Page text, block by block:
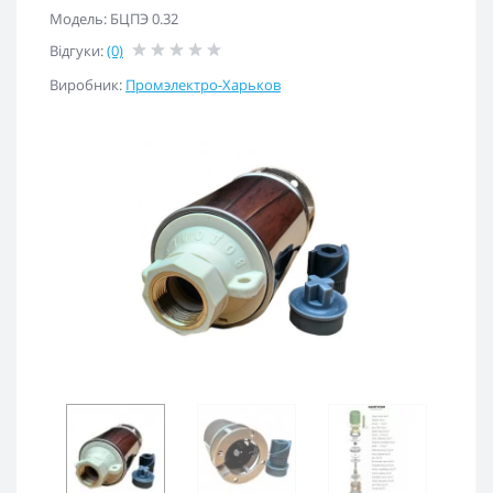
Модель: БЦПЭ 0.32
Відгуки:(0)
Виробник: Промэлектро-Харьков